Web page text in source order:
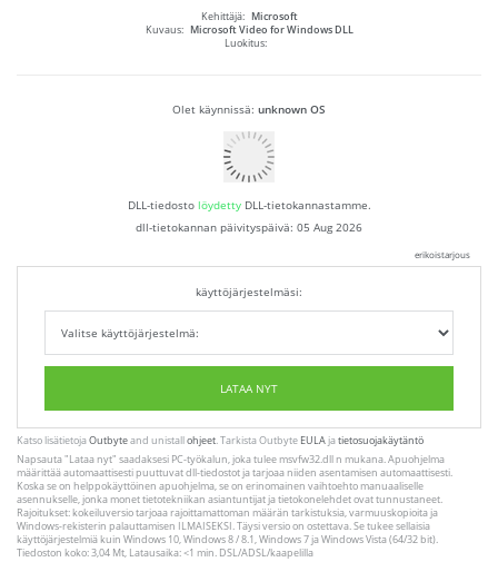
Kehittäjä: Microsoft
Kuvaus: Microsoft Video for Windows DLL
Luokitus:
Olet käynnissä: unknown OS
DLL-tiedosto löydettyDLL-tietokannastamme.
dll-tietokannan päivityspäivä: 05 Aug 2026
erikoistarjous
käyttöjärjestelmäsi:
LATAA NYT
Katso lisätietojaOutbyteand unistallohjeet. Tarkista Outbyte EULAjatietosuojakäytäntö
Napsauta"Lataa nyt" saadaksesi PC-työkalun, joka tulee msvfw32.dll n mukana. Apuohjelma
määrittää automaattisesti puuttuvat dll-tiedostot ja tarjoaa niiden asentamisen automaattisesti.
Koska se on helppokäyttöinen apuohjelma, se on erinomainen vaihtoehto manuaaliselle
asennukselle, jonka monet tietotekniikan asiantuntijat ja tietokonelehdet ovat tunnustaneet.
Rajoitukset: kokeiluversio tarjoaa rajoittamattoman määrän tarkistuksia, varmuuskopioita ja
Windows-rekisterin palauttamisen ILMAISEKSI. Täysi versio on ostettava. Se tukee sellaisia ​​
käyttöjärjestelmiä kuin Windows 10, Windows 8 / 8.1, Windows 7 ja Windows Vista (64/32 bit).
Tiedoston koko: 3,04 Mt, Latausaika: <1 min. DSL/ADSL/kaapelilla